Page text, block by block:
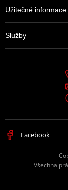
Užitečné informace
Služby
Facebook
Všechna